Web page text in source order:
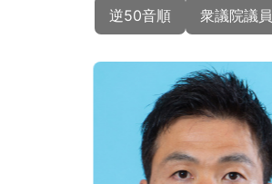
逆50音順 衆議院議員